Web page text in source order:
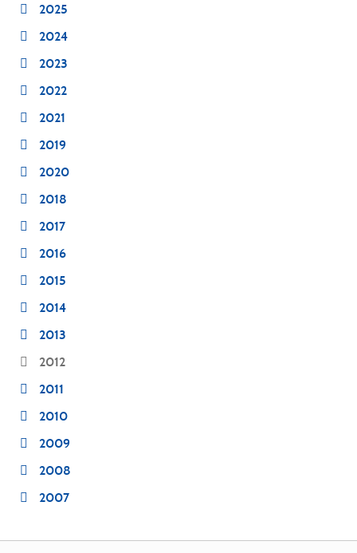
2025
2024
2023
2022
2021
2019
2020
2018
2017
2016
2015
2014
2013
2012
2011
2010
2009
2008
2007